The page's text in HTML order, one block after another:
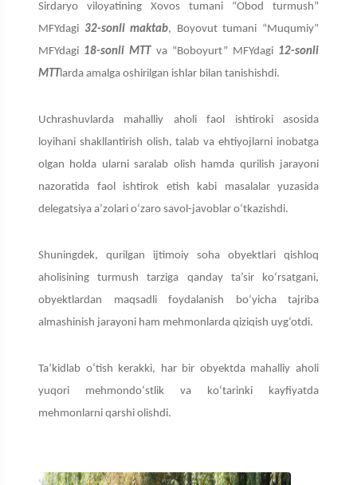
Sirdaryo viloyatining Xovos tumani “Obod turmush”
MFYdagi 32-sonli maktab, Boyovut tumani “Muqumiy”
MFYdagi 18-sonli MTT va “Boboyurt” MFYdagi 12-sonli
MTT larda amalga oshirilgan ishlar bilan tanishishdi.
Uchrashuvlarda mahalliy aholi faol ishtiroki asosida
loyihani shakllantirish olish, talab va ehtiyojlarni inobatga
olgan holda ularni saralab olish hamda qurilish jarayoni
nazoratida faol ishtirok etish kabi masalalar yuzasida
delegatsiya a’zolari o‘zaro savol-javoblar o‘tkazishdi.
Shuningdek, qurilgan ijtimoiy soha obyektlari qishloq
aholisining turmush tarziga qanday ta’sir ko‘rsatgani,
obyektlardan maqsadli foydalanish bo‘yicha tajriba
almashinish jarayoni ham mehmonlarda qiziqish uyg‘otdi.
Ta’kidlab o‘tish kerakki, har bir obyektda mahalliy aholi
yuqori mehmondo‘stlik va ko‘tarinki kayfiyatda
mehmonlarni qarshi olishdi.